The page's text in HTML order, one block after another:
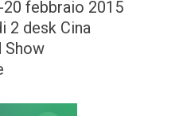
20 febbraio 2015
2 desk Cina
Show